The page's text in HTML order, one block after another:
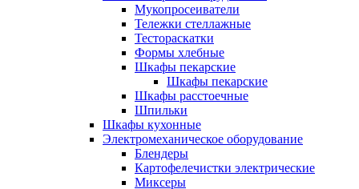
Мукопросеиватели
Тележки стеллажные
Тестораскатки
Формы хлебные
Шкафы пекарские
Шкафы пекарские
Шкафы расстоечные
Шпильки
Шкафы кухонные
Электромеханическое оборудование
Блендеры
Картофелечистки электрические
Миксеры